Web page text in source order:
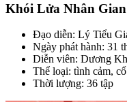
Khói Lửa Nhân
Đạo diễn: Lý Tiểu
Ngày phát hành: 31
Diễn viên: Dương
Thể loại: tình cảm,
Thời lượng: 36 tập